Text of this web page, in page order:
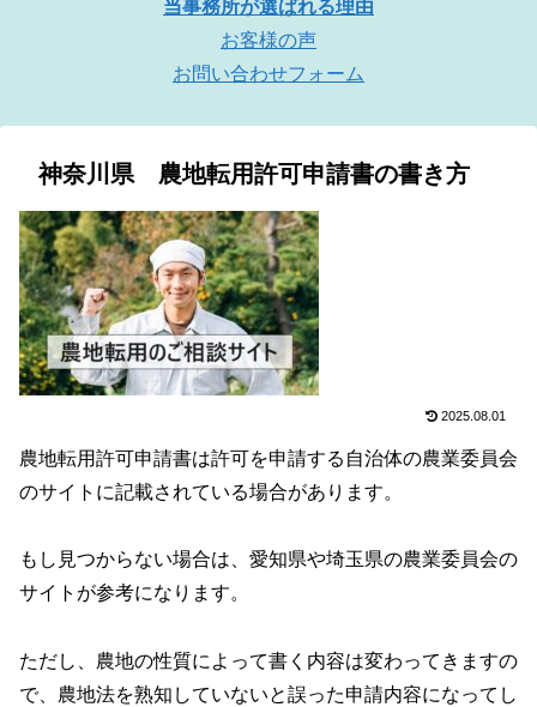
当事務所が選ばれる理由
お客様の声
お問い合わせフォーム
神奈川県 農地転用許可申請書の書き方
2025.08.01
農地転用許可申請書は許可を申請する自治体の農業委員会
のサイトに記載されている場合があります。
もし見つからない場合は、愛知県や埼玉県の農業委員会の
サイトが参考になります。
ただし、農地の性質によって書く内容は変わってきますの
で、農地法を熟知していないと誤った申請内容になってし